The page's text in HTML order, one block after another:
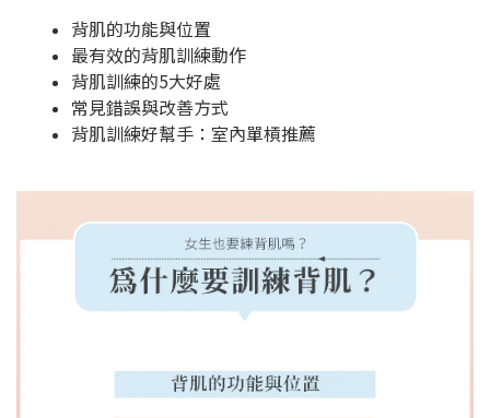
背肌的功能與位置
最有效的背肌訓練動作
背肌訓練的5大好處
常見錯誤與改善方式
背肌訓練好幫手：室內單槓推薦